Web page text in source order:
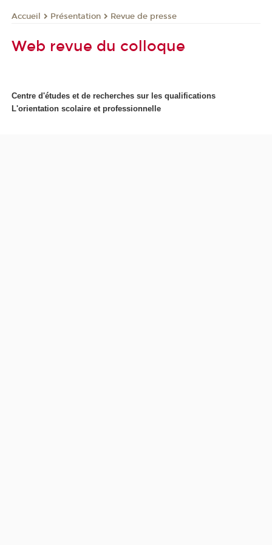
Accueil Présentation Revue de presse
Web revue du colloque
Centre d'études et de recherches sur les qualifications
L'orientation scolaire et professionnelle